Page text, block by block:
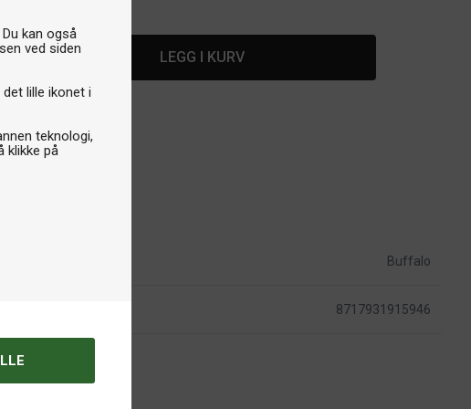
kan også
ved siden
lille ikonet i
teknologi,
klikke på
LEGG I KURV
Buffalo
8717931915946